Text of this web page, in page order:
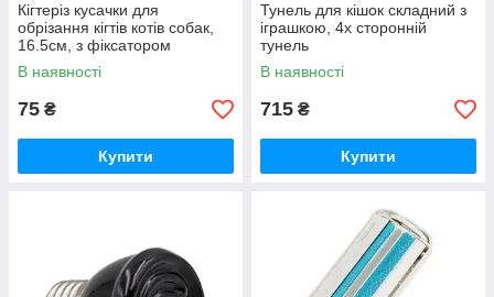
Кігтеріз кусачки для
обрізання кігтів котів собак,
16.5см, з фіксатором
В наявності
75 ₴
Купити
Тунель для кішок складний з
іграшкою, 4х сторонній
тунель
В наявності
715 ₴
Купити